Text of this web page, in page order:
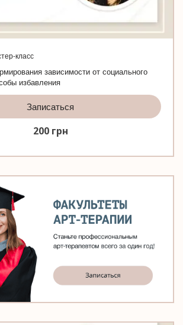
класс
зависимости от социального
избавления
Записаться
200 грн